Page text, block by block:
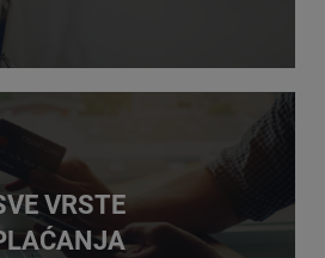
NA PODRUČJU
HRVATSKE
VRSTE